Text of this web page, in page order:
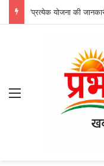
Menu